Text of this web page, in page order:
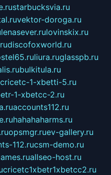
starbucksvia.ru
vektor-doroga.ru
lenasever.rulovinskix.ru
discofoxworld.ru
liura.ruglasspb.ru
bulkitula.ru
1-xbetti-5.ru
1-xbetcc-2.ru
accounts112.ru
hahahaharms.ru
opsmgr.ruev-gallery.ru
112.rucsm-demo.ru
allseo-host.ru
cricetc1xbetr1xbetcc2.ru